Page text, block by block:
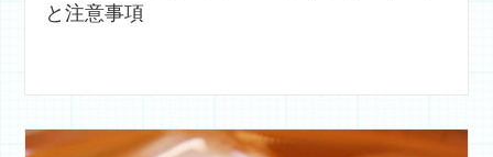
と注意事項